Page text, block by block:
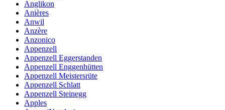
Anglikon
Anières
Anwil
Anzère
Anzonico
Appenzell
Appenzell Eggerstanden
Appenzell Enggenhütten
Appenzell Meistersrüte
Appenzell Schlatt
Appenzell Steinegg
Apples